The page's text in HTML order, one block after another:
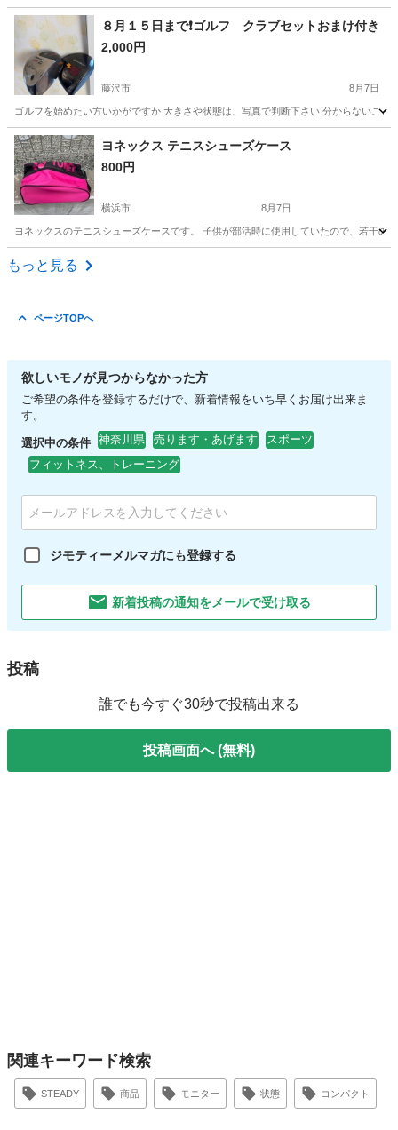
神奈川 藤沢市 辻堂駅 フィットネス、トレーニング
８月１５日まで❗️ゴルフ クラブセットおまけ付き
2,000円
藤沢市 8月7日
ゴルフを始めたい方いかがですか 大きさや状態は、写真で判断下さい 分からないこ
神奈川 藤沢市 ゴルフ
ヨネックス テニスシューズケース
800円
横浜市 8月7日
ヨネックスのテニスシューズケースです。 子供が部活時に使用していたので、若干
神奈川 横浜市
もっと見る
ページTOPへ
欲しいモノが見つからなかった方
ご希望の条件を登録するだけで、新着情報をいち早くお届け出来ま
す。
選択中の条件 神奈川県 売ります・あげます
スポーツ
フィットネス、トレーニング
ジモティーメルマガにも登録する
新着投稿の通知をメールで受け取る
投稿
誰でも今すぐ30秒で投稿出来る
投稿画面へ (無料)
関連キーワード検索
STEADY 商品 モニター 状態 コンパクト